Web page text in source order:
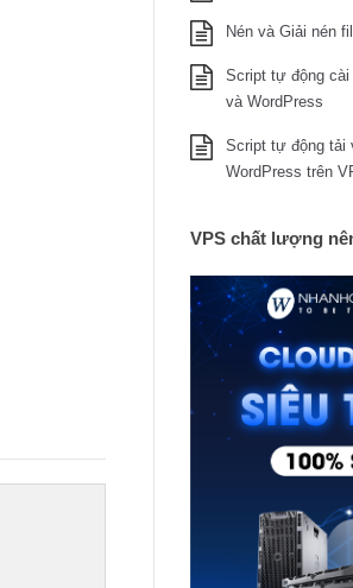
Nén và Giải nén
Script tự động
và WordPress
Script tự động tải
WordPress trên
VPS chất lượng